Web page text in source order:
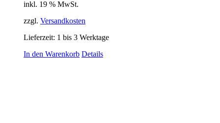
inkl. 19 % MwSt.
zzgl. Versandkosten
Lieferzeit: 1 bis 3 Werktage
In den Warenkorb Details